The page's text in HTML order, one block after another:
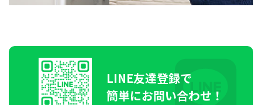
LINE友達登録で
簡単にお問い合わせ！